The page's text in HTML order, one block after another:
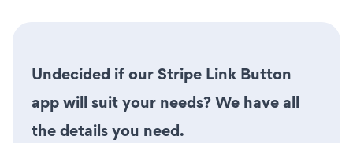
Undecided if our Stripe Link Button
app will suit your needs? We have all
the details you need.